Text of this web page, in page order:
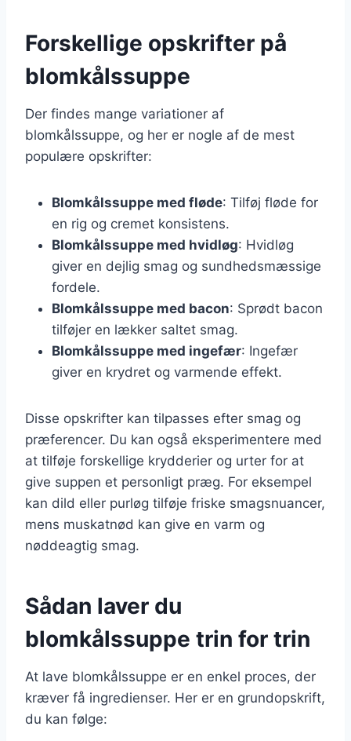
Forskellige opskrifter på
blomkålssuppe
Der findes mange variationer af
blomkålssuppe, og her er nogle af de mest
populære opskrifter:
Blomkålssuppe med fløde: Tilføj fløde for
en rig og cremet konsistens.
Blomkålssuppe med hvidløg: Hvidløg
giver en dejlig smag og sundhedsmæssige
fordele.
Blomkålssuppe med bacon: Sprødt bacon
tilføjer en lækker saltet smag.
Blomkålssuppe med ingefær: Ingefær
giver en krydret og varmende effekt.
Disse opskrifter kan tilpasses efter smag og
præferencer. Du kan også eksperimentere med
at tilføje forskellige krydderier og urter for at
give suppen et personligt præg. For eksempel
kan dild eller purløg tilføje friske smagsnuancer,
mens muskatnød kan give en varm og
nøddeagtig smag.
Sådan laver du
blomkålssuppe trin for trin
At lave blomkålssuppe er en enkel proces, der
kræver få ingredienser. Her er en grundopskrift,
du kan følge: